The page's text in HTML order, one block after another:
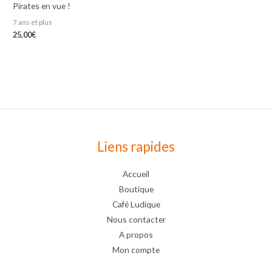
Pirates en vue !
7 ans et plus
25,00€
Liens rapides
Accueil
Boutique
Café Ludique
Nous contacter
A propos
Mon compte